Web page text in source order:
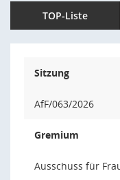
TOP-Liste
Sitzung
AfF/063/2026
Gremium
Ausschuss für